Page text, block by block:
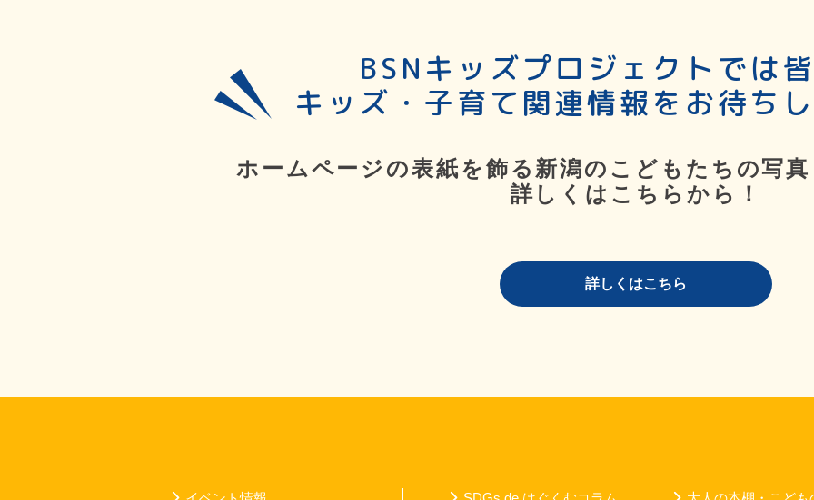
BSNキッズプロジェクトでは
キッズ・子育て関連情報をお待ち
ホームページの表紙を飾る新潟のこどもたちの写
詳しくはこちらから！
詳しくはこちら